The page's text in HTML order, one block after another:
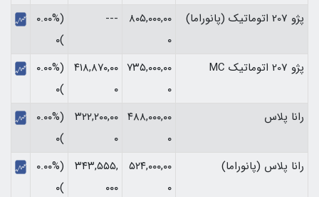
پژو 207 اتوماتیک (پانوراما)
۸۰۵,۰۰۰,۰۰
۰
---
(۰.۰۰%
)۰
پژو 207 اتوماتیک MC
۷۳۵,۰۰۰,۰۰
۰
۴۱۸,۸۷۰,۰۰
۰
(۰.۰۰%
)۰
رانا پلاس
۴۸۸,۰۰۰,۰۰
۰
۳۲۲,۲۰۰,۰۰
۰
(۰.۰۰%
)۰
رانا پلاس (پانوراما)
۵۲۴,۰۰۰,۰۰
۰
۳۴۳,۵۵۵,
۰۰۰
(۰.۰۰%
)۰